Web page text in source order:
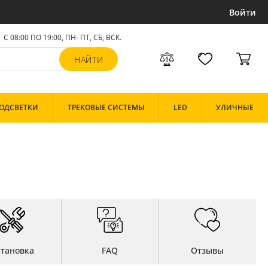
Войти
С 08:00 ПО 19:00, ПН- ПТ,СБ, ВСК.
ТРЕКОВЫЕ СИСТЕМЫ LED УЛИЧНЫЕ
FAQ Отзывы